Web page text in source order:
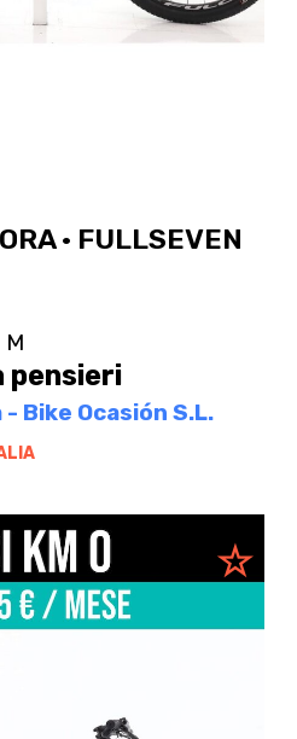
· FULLSEVEN
pensieri
Bike Ocasión S.L.